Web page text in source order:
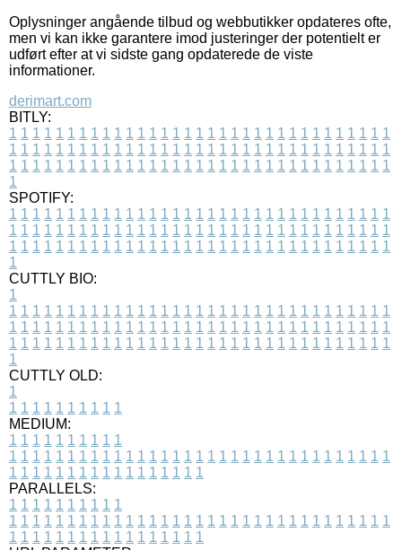
Oplysninger angående tilbud og webbutikker opdateres ofte,
men vi kan ikke garantere imod justeringer der potentielt er
udført efter at vi sidste gang opdaterede de viste
informationer.
derimart.com
BITLY:
1 1 1 1 1 1 1 1 1 1 1 1 1 1 1 1 1 1 1 1 1 1 1 1 1 1 1 1 1 1 1 1 1
1 1 1 1 1 1 1 1 1 1 1 1 1 1 1 1 1 1 1 1 1 1 1 1 1 1 1 1 1 1 1 1 1
1 1 1 1 1 1 1 1 1 1 1 1 1 1 1 1 1 1 1 1 1 1 1 1 1 1 1 1 1 1 1 1 1
1
SPOTIFY:
1 1 1 1 1 1 1 1 1 1 1 1 1 1 1 1 1 1 1 1 1 1 1 1 1 1 1 1 1 1 1 1 1
1 1 1 1 1 1 1 1 1 1 1 1 1 1 1 1 1 1 1 1 1 1 1 1 1 1 1 1 1 1 1 1 1
1 1 1 1 1 1 1 1 1 1 1 1 1 1 1 1 1 1 1 1 1 1 1 1 1 1 1 1 1 1 1 1 1
1
CUTTLY BIO:
1
1 1 1 1 1 1 1 1 1 1 1 1 1 1 1 1 1 1 1 1 1 1 1 1 1 1 1 1 1 1 1 1 1
1 1 1 1 1 1 1 1 1 1 1 1 1 1 1 1 1 1 1 1 1 1 1 1 1 1 1 1 1 1 1 1 1
1 1 1 1 1 1 1 1 1 1 1 1 1 1 1 1 1 1 1 1 1 1 1 1 1 1 1 1 1 1 1 1 1
1
CUTTLY OLD:
1
1 1 1 1 1 1 1 1 1 1
MEDIUM:
1 1 1 1 1 1 1 1 1 1
1 1 1 1 1 1 1 1 1 1 1 1 1 1 1 1 1 1 1 1 1 1 1 1 1 1 1 1 1 1 1 1 1
1 1 1 1 1 1 1 1 1 1 1 1 1 1 1 1 1
PARALLELS:
1 1 1 1 1 1 1 1 1 1
1 1 1 1 1 1 1 1 1 1 1 1 1 1 1 1 1 1 1 1 1 1 1 1 1 1 1 1 1 1 1 1 1
1 1 1 1 1 1 1 1 1 1 1 1 1 1 1 1 1